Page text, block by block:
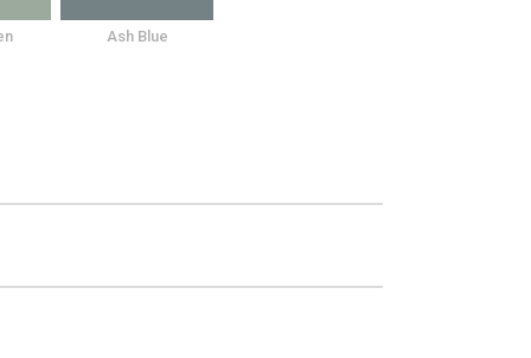
Ash Blue